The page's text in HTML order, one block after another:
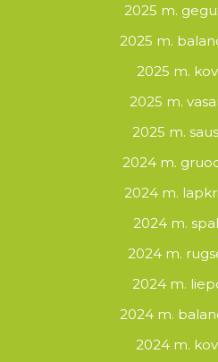
2025 m.
2025 m.
2025 m.
2025 m.
2025 m.
2024 m.
2024 m.
2024 m.
2024 m.
2024 m.
2024 m.
2024 m.